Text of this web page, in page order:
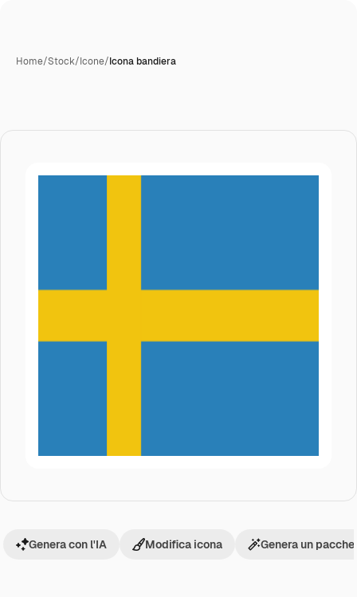
Home/Stock/Icone/Icona bandiera
Genera con l'IA Modifica icona Genera un